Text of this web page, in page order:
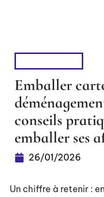
Emballer
conseils
emballer ses
26/01/2026
Un chiffre à retenir :